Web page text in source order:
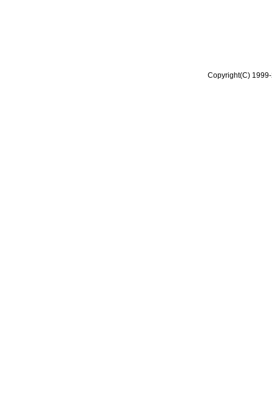
Copyright(C)